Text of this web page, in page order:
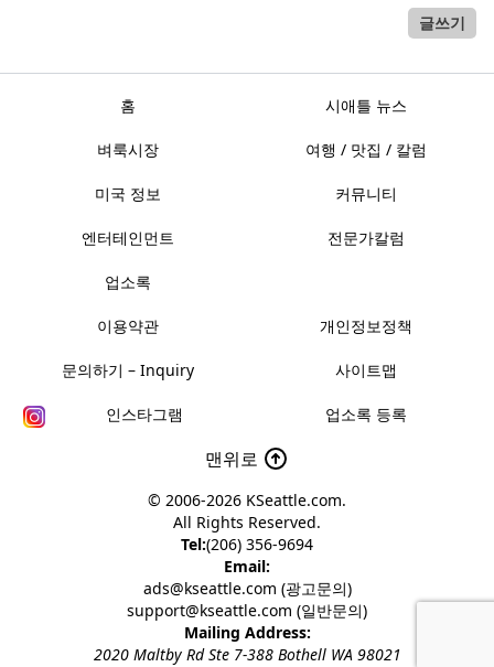
글쓰기
홈 시애틀 뉴스
벼룩시장 여행 / 맛집 / 칼럼
미국 정보 커뮤니티
엔터테인먼트 전문가칼럼
업소록
이용약관 개인정보정책
문의하기 – Inquiry 사이트맵
인스타그램 업소록 등록
맨위로
© 2006-2026 KSeattle.com.
All Rights Reserved.
Tel:(206) 356-9694
Email:
ads@kseattle.com (광고문의)
support@kseattle.com (일반문의)
Mailing Address:
2020 Maltby Rd Ste 7-388 Bothell WA 98021